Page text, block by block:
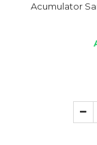
Acumulator